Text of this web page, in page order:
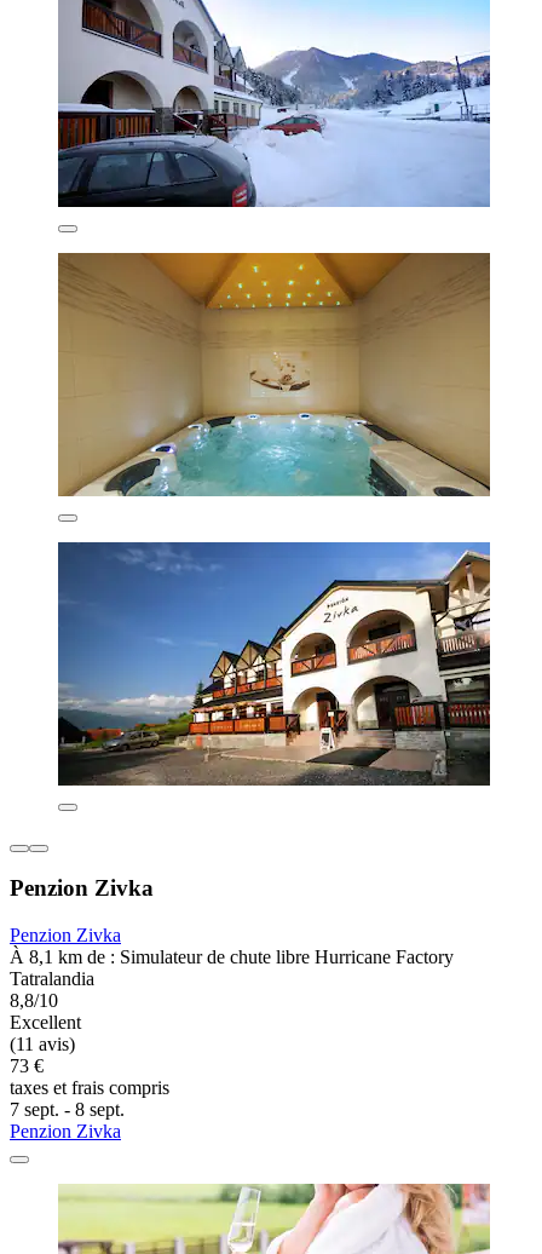
Penzion Zivka
Penzion Zivka
À 8,1 km de : Simulateur de chute libre Hurricane Factory
Tatralandia
8,8/10
Excellent
(11 avis)
73 €
taxes et frais compris
7 sept. - 8 sept.
Penzion Zivka